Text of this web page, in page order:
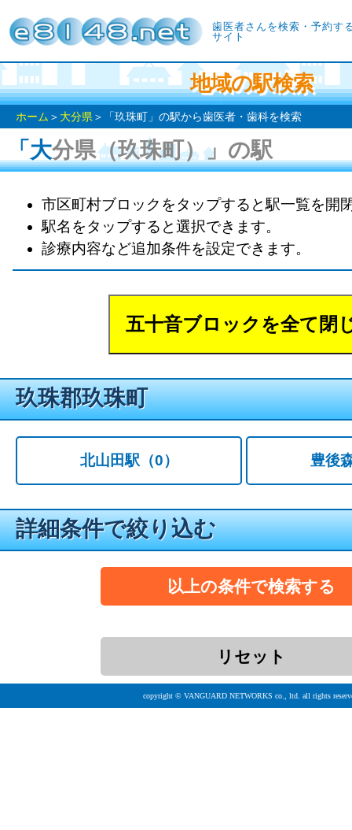
歯医者さんを検索・予約す
サイト
地域の駅検索
ホーム ＞ 大分県 ＞「玖珠町」の駅から歯医者・歯科を検索
「大分県（玖珠町）」の駅
市区町村ブロックをタップすると駅一覧を開
駅名をタップすると選択できます。
診療内容など追加条件を設定できます。
玖珠郡玖珠町
北山田駅 （0） 豊後
詳細条件で絞り込む
copyright © VANGUARD NETWORKS co., ltd. all rights